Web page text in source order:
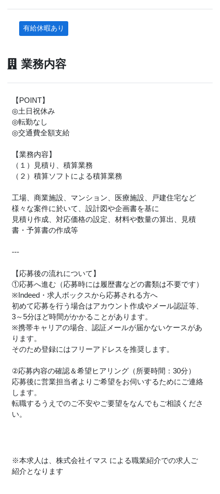
有給休暇あり
業務内容
【POINT】
◎土日祝休み
◎転勤なし
◎交通費全額支給
【業務内容】
（１）見積り、積算業務
（２）積算ソフトによる積算業務
工場、商業施設、マンション、医療施設、戸建住宅など
様々な案件に於いて、設計図や企画書を基に
見積り作成、対応価格の設定、材料や数量の算出、見積
書・予算書の作成等
---
【応募後の流れについて】
①応募へ進む（応募時には履歴書などの書類は不要です）
※Indeed・求人ボックスから応募される方へ
初めて応募を行う場合はアカウント作成やメール認証等、
3～5分ほど時間がかかることがあります。
※携帯キャリアの場合、認証メールが届かないケースがあ
ります。
そのため登録にはフリーアドレスを推奨します。
②応募内容の確認＆希望ヒアリング（所要時間：30分）
応募後に営業担当者よりご希望をお伺いするためにご連絡
します。
転職するうえでのご不安やご要望をなんでもご相談くださ
い。
※本求人は、株式会社イマス による職業紹介での求人ご
紹介となります